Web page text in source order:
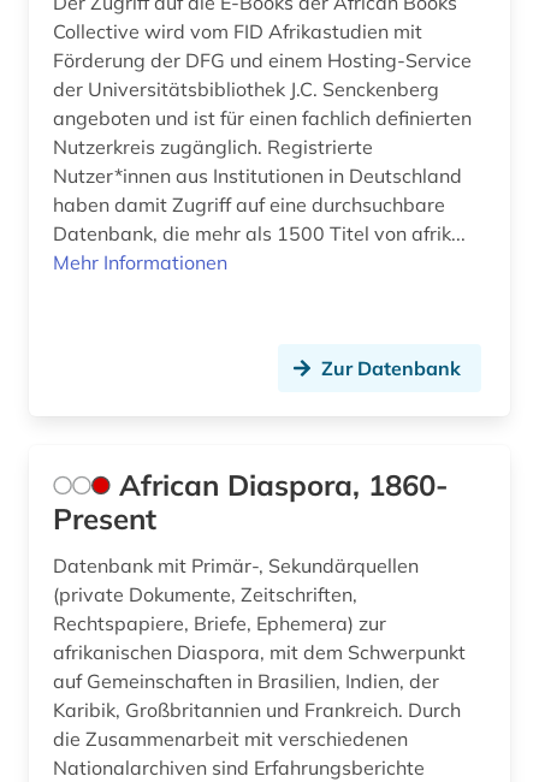
druck (1)
druckschrift (1)
druckwerk (1)
dunhuang-handschriften (1)
dänemark (4)
e-learning (1)
edition (1)
edward s. morse (1)
eichstätt (1)
einblattdrucke (1)
elamisch (1)
Collective wird vom FID Afrikastudien mit
Förderung der DFG und einem Hosting-Service
der Universitätsbibliothek J.C. Senckenberg
angeboten und ist für einen fachlich definierten
Nutzerkreis zugänglich. Registrierte
Nutzer*innen aus Institutionen in Deutschland
haben damit Zugriff auf eine durchsuchbare
Datenbank, die mehr als 1500 Titel von afrik...
Mehr Informationen
Zur Datenbank
African Diaspora, 1860-
Present
Datenbank mit Primär-, Sekundärquellen
(private Dokumente, Zeitschriften,
Rechtspapiere, Briefe, Ephemera) zur
afrikanischen Diaspora, mit dem Schwerpunkt
auf Gemeinschaften in Brasilien, Indien, der
Karibik, Großbritannien und Frankreich. Durch
die Zusammenarbeit mit verschiedenen
Nationalarchiven sind Erfahrungsberichte